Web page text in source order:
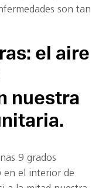
son tan
el aire
nuestra
9 grados
en el interior de